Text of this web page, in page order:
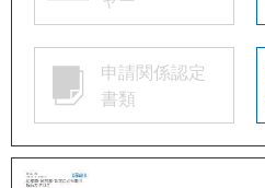
申請関係認定
書類